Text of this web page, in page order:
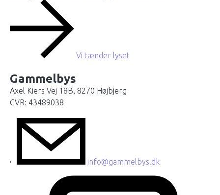
Vi tænder lyset
Gammelbys
Axel Kiers Vej 18B, 8270 Højbjerg
CVR: 43489038
info@gammelbys.dk